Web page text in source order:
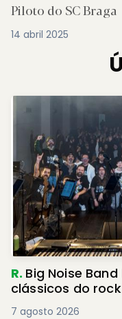
Piloto do SC Braga
14 abril 2025
R. Big Noise
clássicos do
7 agosto 2026